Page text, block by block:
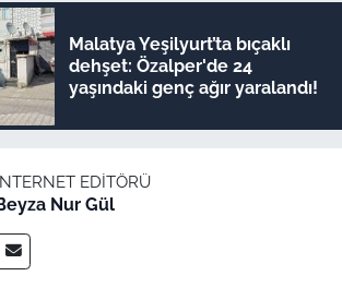
Malatya Yeşilyurt’ta bıçaklı
dehşet: Özalper'de 24
yaşındaki genç ağır yaralandı!
EDITÖRÜ
Nur Gül